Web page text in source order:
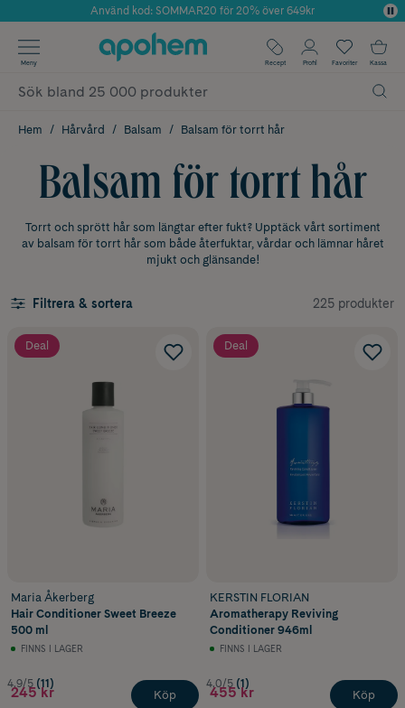
Årets Butik 2025 inom Skönhet
Använd kod: SOMMAR20 för 20% över 649kr
✓ Fri frakt
✓ Poäng på alla köp*
Meny Recept Profil Favoriter Kassa
Hem Hårvård Balsam Balsam för torrt hår
Balsam för torrt hår
Torrt och sprött hår som längtar efter fukt? Upptäck vårt sortiment
av balsam för torrt hår som både återfuktar, vårdar och lämnar håret
mjukt och glänsande!
Filtrera & sortera 225 produkter
Deal
Maria Åkerberg
Hair Conditioner Sweet Breeze
500 ml
FINNS I LAGER
4.9/5 (11)
245 kr Köp
Deal
KERSTIN FLORIAN
Aromatherapy Reviving
Conditioner 946ml
FINNS I LAGER
4.0/5 (1)
455 kr Köp